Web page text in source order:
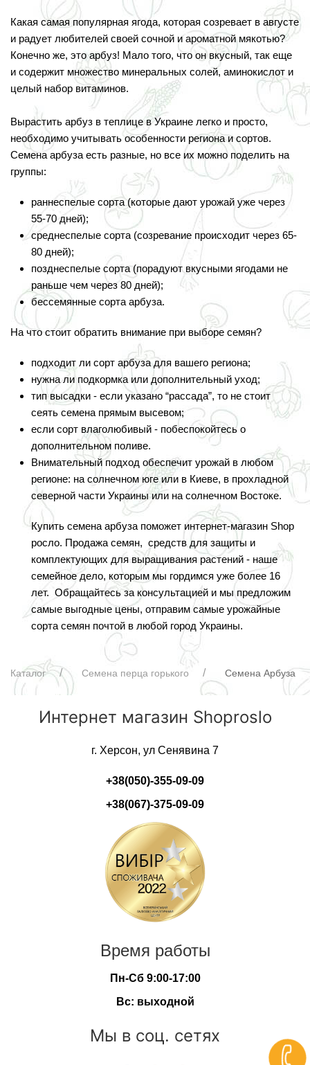
Какая самая популярная ягода, которая созревает в августе
и радует любителей своей сочной и ароматной мякотью?
Конечно же, это арбуз! Мало того, что он вкусный, так еще
и содержит множество минеральных солей, аминокислот и
целый набор витаминов.
Вырастить арбуз в теплице в Украине легко и просто,
необходимо учитывать особенности региона и сортов.
Семена арбуза есть разные, но все их можно поделить на
группы:
раннеспелые сорта (которые дают урожай уже через
55-70 дней);
среднеспелые сорта (созревание происходит через 65-
80 дней);
позднеспелые сорта (порадуют вкусными ягодами не
раньше чем через 80 дней);
бессемянные сорта арбуза.
На что стоит обратить внимание при выборе семян?
подходит ли сорт арбуза для вашего региона;
нужна ли подкормка или дополнительный уход;
тип высадки - если указано “рассада”, то не стоит
сеять семена прямым высевом;
если сорт влаголюбивый - побеспокойтесь о
дополнительном поливе.
Внимательный подход обеспечит урожай в любом
регионе: на солнечном юге или в Киеве, в прохладной
северной части Украины или на солнечном Востоке.
Купить семена арбуза поможет интернет-магазин Shop
росло. Продажа семян, средств для защиты и
комплектующих для выращивания растений - наше
семейное дело, которым мы гордимся уже более 16
лет. Обращайтесь за консультацией и мы предложим
самые выгодные цены, отправим самые урожайные
сорта семян почтой в любой город Украины.
Каталог Семена перца горького Семена Арбуза
Интернет магазин Shoproslo
г. Херсон, ул Сенявина 7
+38(050)-355-09-09
+38(067)-375-09-09
Время работы
Пн-Сб 9:00-17:00
Вс: выходной
Мы в соц. сетях